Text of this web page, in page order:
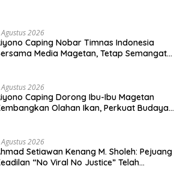
Agustus 2026
Caping Nobar Timnas Indonesia
Media Magetan, Tetap Semangat
Agustus 2026
Caping Dorong Ibu-Ibu Magetan
Olahan Ikan, Perkuat Budaya
Agustus 2026
Setiawan Kenang M. Sholeh: Pejuang
“No Viral No Justice” Telah